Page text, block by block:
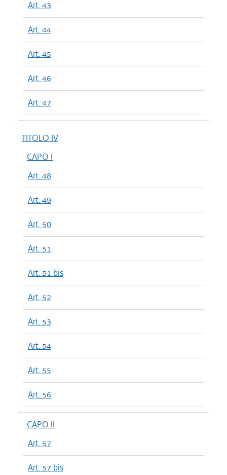
Art. 43
Art. 44
Art. 45
Art. 46
Art. 47
TITOLO IV
CAPO I
Art. 48
Art. 49
Art. 50
Art. 51
Art. 51 bis
Art. 52
Art. 53
Art. 54
Art. 55
Art. 56
CAPO II
Art. 57
Art. 57 bis